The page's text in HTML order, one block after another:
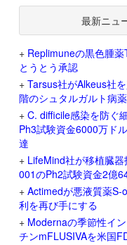
最新ニュ
+ Replimuneの黒色腫
とうとう承認
+ Tarsus社がAlkeus社
階のシュタルガルト病
+ C. difficile感染を防ぐ
Ph3試験資金6000万ド
達
+ LifeMind社が移植臓
001のPh2試験資金2億
+ Actimedが悪液質薬S-
利を再び手にする
+ Modernaの季節性イ
チンmFLUSIVAを米国